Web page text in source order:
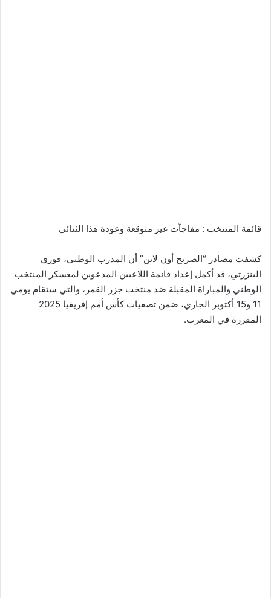
قائمة المنتخب : مفاجآت غير متوقعة وعودة هذا الثنائي
كشفت مصادر “الصريح أون لاين” أن المدرب الوطني، فوزي
البنزرتي، قد أكمل إعداد قائمة اللاعبين المدعوين لمعسكر المنتخب
الوطني والمباراة المقبلة ضد منتخب جزر القمر، والتي ستقام يومي
11 و15 أكتوبر الجاري، ضمن تصفيات كأس أمم إفريقيا 2025
المقررة في المغرب.